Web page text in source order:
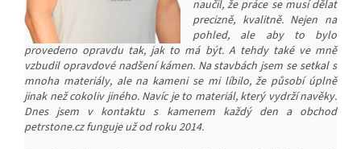
naučil, že práce se musí dělat
precizně, kvalitně. Nejen na
pohled, ale aby to bylo
provedeno opravdu tak, jak to má být. A tehdy také ve mně
vzbudil opravdové nadšení kámen. Na stavbách jsem se setkal s
mnoha materiály, ale na kameni se mi líbilo, že působí úplně
jinak než cokoliv jiného. Navíc je to materiál, který vydrží navěky.
Dnes jsem v kontaktu s kamenem každý den a obchod
petrstone.cz funguje už od roku 2014.